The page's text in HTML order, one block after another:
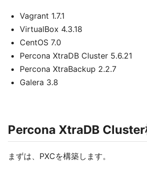
Vagrant 1.7.1
VirtualBox 4.3.18
CentOS 7.0
Percona XtraDB Cluster 5.6.21
Percona XtraBackup 2.2.7
Galera 3.8
Percona XtraDB Cluster
まずは、PXCを構築します。